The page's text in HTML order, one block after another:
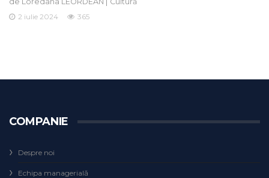
2 iulie 2024
365
COMPANIE
Despre noi
Echipa managerială